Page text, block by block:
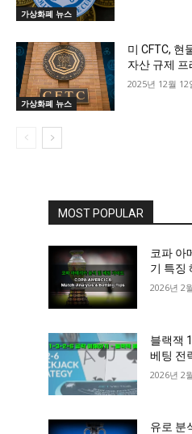
가상화폐 뉴스
가상화폐 뉴스
미 CFTC, 현
자산 규제
2025년 12월 12
MOST POPULAR
코파 아
기 특징
2026년 2
블랙잭
베팅 전
2026년 2
유로 분